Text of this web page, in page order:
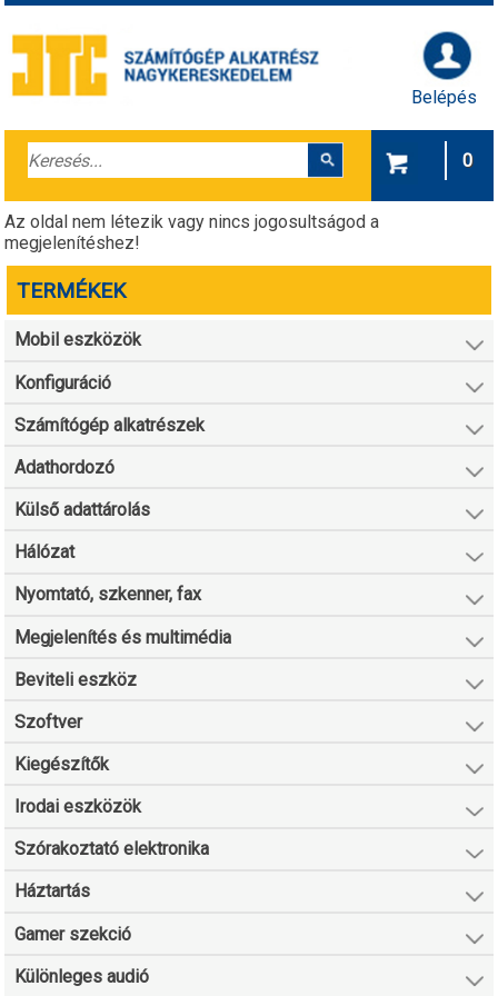
Belépés
0
Az oldal nem létezik vagy nincs jogosultságod a
megjelenítéshez!
TERMÉKEK
Mobil eszközök
Konfiguráció
Számítógép alkatrészek
Adathordozó
Külső adattárolás
Hálózat
Nyomtató, szkenner, fax
Megjelenítés és multimédia
Beviteli eszköz
Szoftver
Kiegészítők
Irodai eszközök
Szórakoztató elektronika
Háztartás
Gamer szekció
Különleges audió